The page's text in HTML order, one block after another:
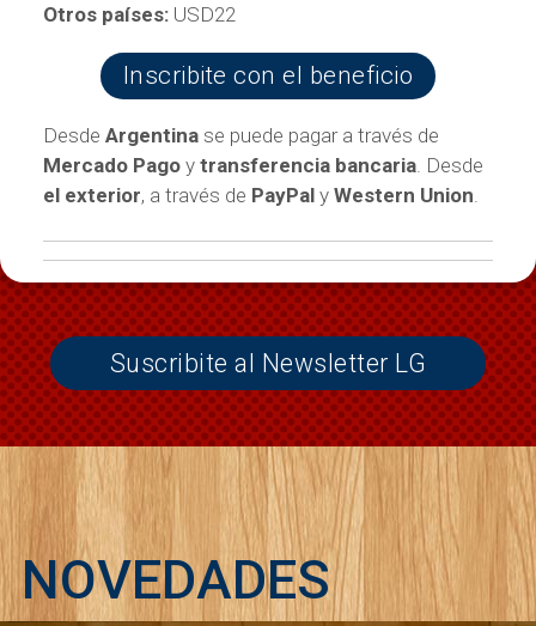
Otros países:USD22
Inscribite con el beneficio
Desde Argentinase puede pagar a través de
Mercado Pagoy transferencia bancaria. Desde
el exterior, a través de PayPaly Western Union.
Suscribite al Newsletter LG
NOVEDADES